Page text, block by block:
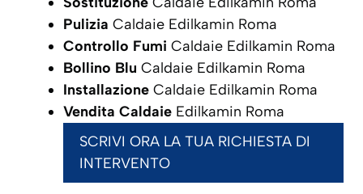
Pulizia Caldaie Edilkamin Roma
Controllo Fumi Caldaie Edilkamin Roma
Bollino Blu Caldaie Edilkamin Roma
Installazione Caldaie Edilkamin Roma
Vendita Caldaie Edilkamin Roma
SCRIVI ORA LA TUA RICHIESTA DI
INTERVENTO